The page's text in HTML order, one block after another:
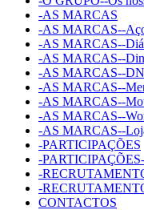
-AS MARCAS
-AS MARCAS--
-AS MARCAS--
-AS MARCAS--
-AS MARCAS--
-AS MARCAS--
-AS MARCAS--
-AS MARCAS--
-AS MARCAS--
-PARTICIPAÇÕES
-
-
-
CONTACTOS